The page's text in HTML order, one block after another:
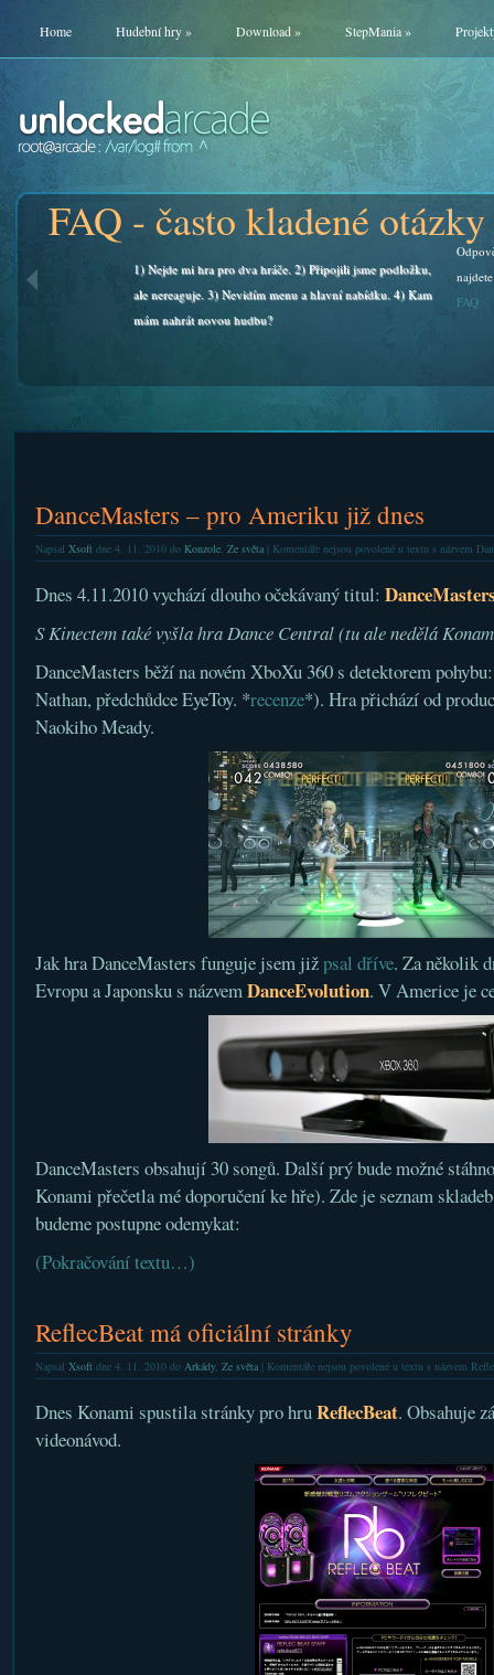
Home Hudební hry» Download» StepMania»
FAQ - často kladené otázky
1) Nejde mi hra pro dva hráče. 2) Připojili jsme podložku,
ale nereaguje. 3) Nevidím menu a hlavní nabídku. 4) Kam
mám nahrát novou hudbu?
FAQ
DanceMasters – pro Ameriku již dnes
Napsal Xsoftdne 4. 11. 2010 do Konzole, Ze světa| Komentáře nejsou povolenéu textu s názvem
Dnes 4.11.2010 vychází dlouho očekávaný titul:
S Kinectem také vyšla hra Dance Central (tu ale nedělá
DanceMasters běží na novém XboXu 360 s detektorem
Nathan, předchůdce EyeToy. *recenze*). Hra přichází od
Naokiho Meady.
Jak hra DanceMasters funguje jsem jižpsal dříve. Za několik
Evropu a Japonsku s názvemDanceEvolution. V Americe je
DanceMasters obsahují 30 songů. Další prý bude možné
Konami přečetla mé doporučení ke hře). Zde je seznam
budeme postupne odemykat:
(Pokračování textu…)
ReflecBeat má oficiální stránky
Napsal Xsoftdne 4. 11. 2010 do Arkády, Ze světa| Komentáře nejsou povolenéu textu s názvem
Dnes Konami spustila stránky pro hruReflecBeat. Obsahuje
videonávod.